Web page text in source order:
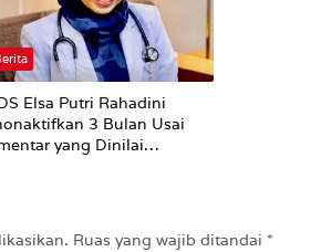
Elsa Putri Rahadini
3 Bulan Usai
yang Dinilai
Ruas yang wajib ditandai *